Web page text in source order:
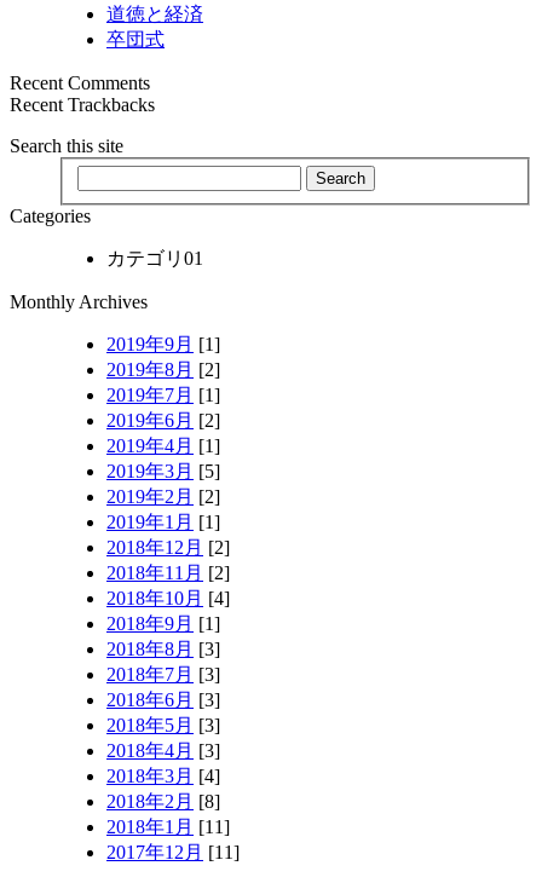
道徳と経済
卒団式
Recent Comments
Recent Trackbacks
Search this site
Categories
カテゴリ01
Monthly Archives
2019年9月 [1]
2019年8月 [2]
2019年7月 [1]
2019年6月 [2]
2019年4月 [1]
2019年3月 [5]
2019年2月 [2]
2019年1月 [1]
2018年12月 [2]
2018年11月 [2]
2018年10月 [4]
2018年9月 [1]
2018年8月 [3]
2018年7月 [3]
2018年6月 [3]
2018年5月 [3]
2018年4月 [3]
2018年3月 [4]
2018年2月 [8]
2018年1月 [11]
2017年12月 [11]